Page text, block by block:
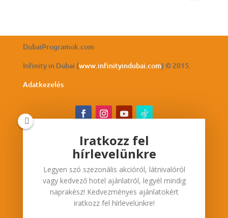
DubaiProgramok.com
Infinity in Dubai (www.infinityindubai.com) © 2015.
Adatkezelés
Iratkozz fel hírlevelünkre
Legyen szó szezonális akcióról, látnivalóról vagy
kedvező hotel ajánlatról, legyél mindig
naprakész! Kedvezményes ajánlatokért iratkozz
Iratkozz fel
hírlevelünkre
Legyen szó szezonális akcióról, látnivalóról
vagy kedvező hotel ajánlatról, legyél mindig
naprakész! Kedvezményes ajánlatokért
iratkozz fel hírlevelünkre!